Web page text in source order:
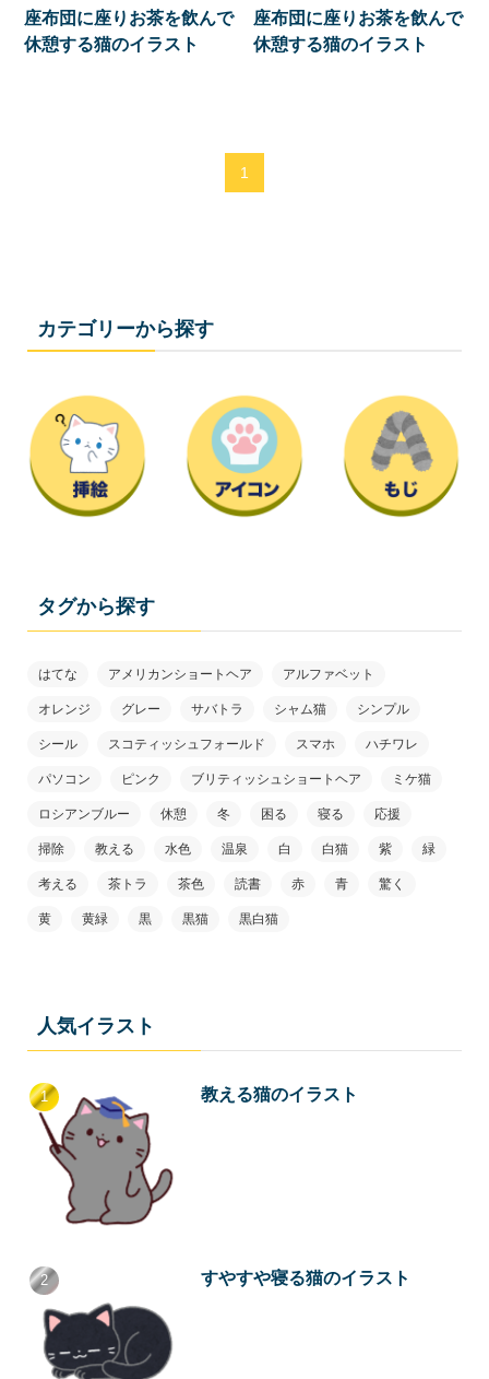
座布団に座りお茶を飲んで
休憩する猫のイラスト
座布団に座りお茶を飲んで
休憩する猫のイラスト
1
カテゴリーから探す
タグから探す
はてな アメリカンショートヘア アルファベット
オレンジ グレー サバトラ シャム猫 シンプル
シール スコティッシュフォールド スマホ ハチワレ
パソコン ピンク ブリティッシュショートヘア ミケ猫
ロシアンブルー 休憩 冬 困る 寝る 応援
掃除 教える 水色 温泉 白 白猫 紫 緑
考える 茶トラ 茶色 読書 赤 青 驚く
黄 黄緑 黒 黒猫 黒白猫
人気イラスト
教える猫のイラスト
すやすや寝る猫のイラスト